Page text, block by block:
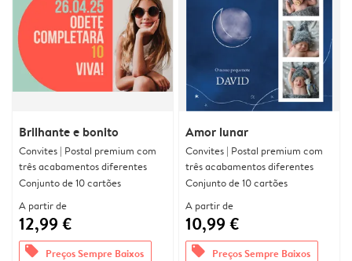
Brilhante e bonito
Convites | Postal premium com
três acabamentos diferentes
Conjunto de 10 cartões
A partir de
12,99 €
offers Preços Sempre Baixos
Amor lunar
Convites | Postal premium com
três acabamentos diferentes
Conjunto de 10 cartões
A partir de
10,99 €
offers Preços Sempre Baixos